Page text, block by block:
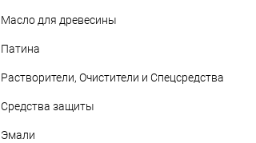
Масло для древесины
Патина
Растворители, Очистители и Спецсредства
Средства защиты
Эмали